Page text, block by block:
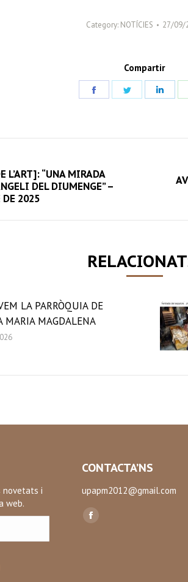
Category: NOTÍCIES 27/09/
Compartir
Share
L’ART]: “UNA MIRADA
DEL DIUMENGE” –
DE 2025
Next
LA PARRÒQUIA DE
MARIA MAGDALENA
novetats i
web.
CONTACTA’NS
upapm2012@gmail.com
Find us on:
Facebook